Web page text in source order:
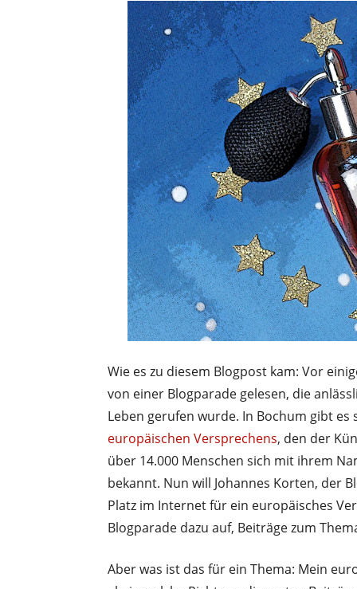
Wie es zu diesem Blogpost kam: Vor
von einer Blogparade gelesen, die
Leben gerufen wurde. In Bochum gibt
europäischen Versprechens, den der
über 14.000 Menschen sich mit ihrem
bekannt. Nun will Johannes Korten, der
Platz im Internet für ein europäisches
Blogparade dazu auf, Beiträge zum
Aber was ist das für ein Thema: Mein